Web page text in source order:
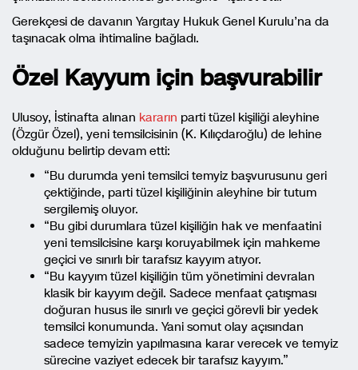
Gerekçesi de davanın Yargıtay Hukuk Genel Kurulu’na da
taşınacak olma ihtimaline bağladı.
Özel Kayyum için başvurabilir
Ulusoy, İstinafta alınan kararın parti tüzel kişiliği aleyhine
(Özgür Özel), yeni temsilcisinin (K. Kılıçdaroğlu) de lehine
olduğunu belirtip devam etti:
“Bu durumda yeni temsilci temyiz başvurusunu geri
çektiğinde, parti tüzel kişiliğinin aleyhine bir tutum
sergilemiş oluyor.
“Bu gibi durumlara tüzel kişiliğin hak ve menfaatini
yeni temsilcisine karşı koruyabilmek için mahkeme
geçici ve sınırlı bir tarafsız kayyım atıyor.
“Bu kayyım tüzel kişiliğin tüm yönetimini devralan
klasik bir kayyım değil. Sadece menfaat çatışması
doğuran husus ile sınırlı ve geçici görevli bir yedek
temsilci konumunda. Yani somut olay açısından
sadece temyizin yapılmasına karar verecek ve temyiz
sürecine vaziyet edecek bir tarafsız kayyım.”